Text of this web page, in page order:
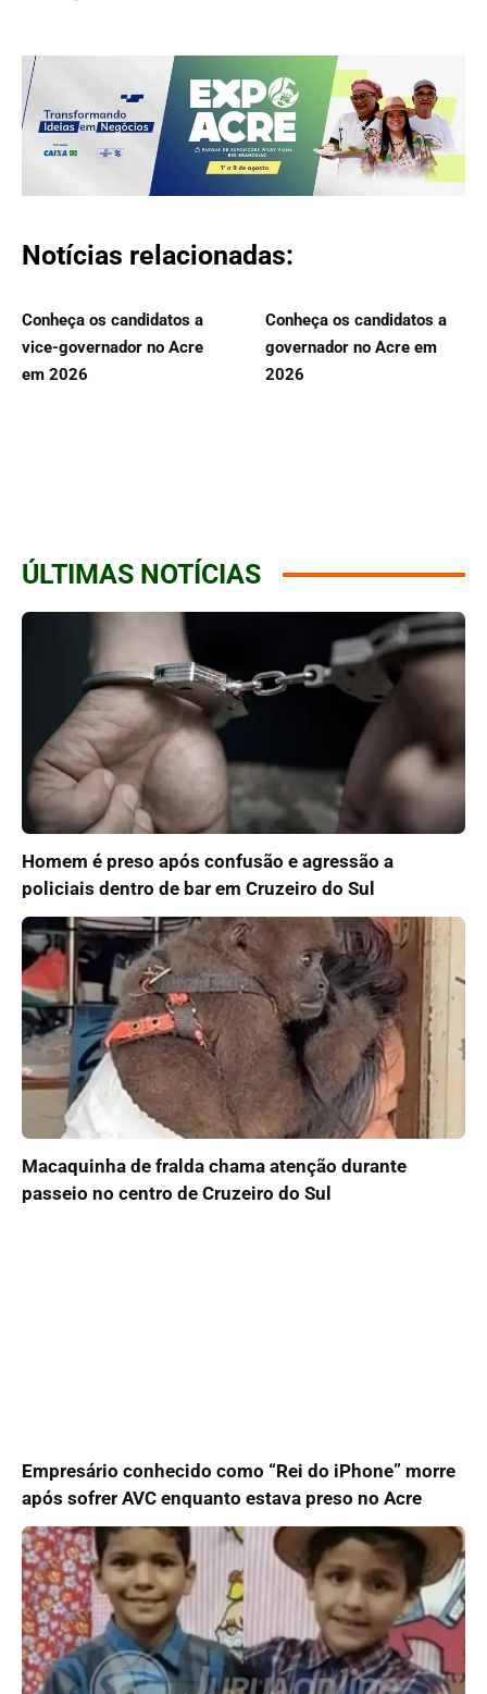
Notícias relacionadas:
Conheça os candidatos a
vice-governador no Acre
em 2026
Conheça os candidatos a
governador no Acre em
2026
ÚLTIMAS NOTÍCIAS
Homem é preso após confusão e agressão a
policiais dentro de bar em Cruzeiro do Sul
Macaquinha de fralda chama atenção durante
passeio no centro de Cruzeiro do Sul
Empresário conhecido como “Rei do iPhone” morre
após sofrer AVC enquanto estava preso no Acre